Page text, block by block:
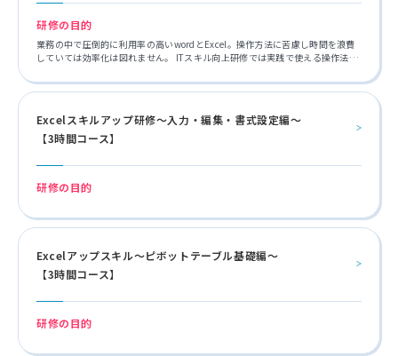
研修の目的
業務の中で圧倒的に利用率の高いwordとExcel。操作方法に苦慮し時間を浪費
していては効率化は図れません。 ITスキル向上研修では実践で使える操作法や
Excelスキルアップ研修～入力・編集・書式設定編～
【3時間コース】
研修の目的
Excelアップスキル～ピボットテーブル基礎編～
【3時間コース】
研修の目的